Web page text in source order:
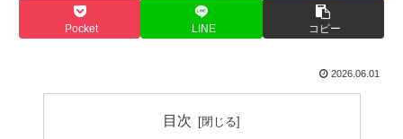
Pocket LINE コピー
2026.06.01
目次